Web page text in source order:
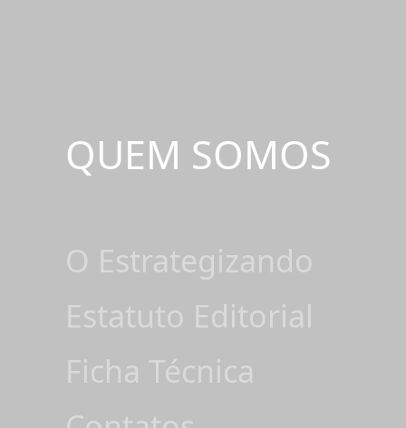
QUEM SOMOS
O Estrategizando
Estatuto Editorial
Ficha Técnica